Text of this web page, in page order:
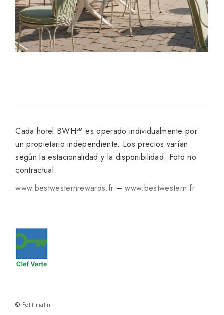
Cada hotel BWH℠ es operado individualmente por
un propietario independiente. Los precios varían
según la estacionalidad y la disponibilidad. Foto no
contractual.
www.bestwesternrewards.fr –www.bestwestern.fr
© Petit matin